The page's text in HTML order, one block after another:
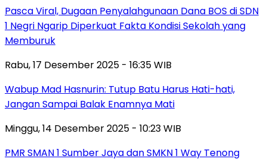
Pasca Viral, Dugaan Penyalahgunaan Dana BOS di SDN
1 Negri Ngarip Diperkuat Fakta Kondisi Sekolah yang
Memburuk
Rabu, 17 Desember 2025 - 16:35 WIB
Wabup Mad Hasnurin: Tutup Batu Harus Hati-hati,
Jangan Sampai Balak Enamnya Mati
Minggu, 14 Desember 2025 - 10:23 WIB
PMR SMAN 1 Sumber Jaya dan SMKN 1 Way Tenong